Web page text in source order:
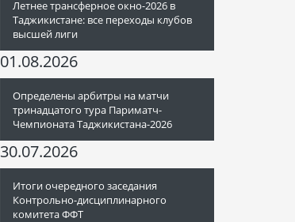
Летнее трансферное окно-2026 в
Таджикистане: все переходы клубов
высшей лиги
01.08.2026
Определены арбитры на матчи
тринадцатого тура Париматч-
Чемпионата Таджикистана-2026
30.07.2026
Итоги очередного заседания
Контрольно-дисциплинарного
комитета ФФТ